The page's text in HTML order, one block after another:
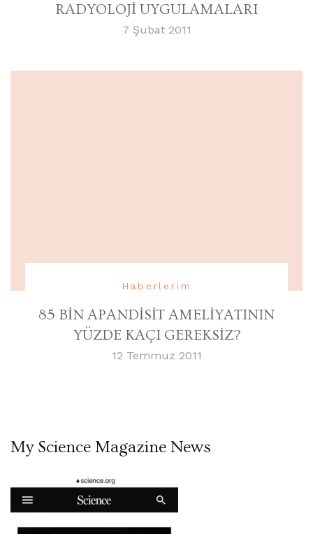
RADYOLOJİ UYGULAMALARI
7 Şubat 2011
Haberlerim
85 BİN APANDİSİT AMELİYATININ
YÜZDE KAÇI GEREKSİZ?
12 Temmuz 2011
My Science Magazine News